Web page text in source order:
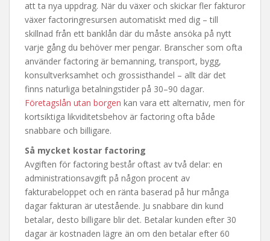
att ta nya uppdrag. När du växer och skickar fler fakturor
växer factoringresursen automatiskt med dig – till
skillnad från ett banklån där du måste ansöka på nytt
varje gång du behöver mer pengar. Branscher som ofta
använder factoring är bemanning, transport, bygg,
konsultverksamhet och grossisthandel – allt där det
finns naturliga betalningstider på 30–90 dagar.
Företagslån utan borgen kan vara ett alternativ, men för
kortsiktiga likviditetsbehov är factoring ofta både
snabbare och billigare.
Så mycket kostar factoring
Avgiften för factoring består oftast av två delar: en
administrationsavgift på någon procent av
fakturabeloppet och en ränta baserad på hur många
dagar fakturan är utestående. Ju snabbare din kund
betalar, desto billigare blir det. Betalar kunden efter 30
dagar är kostnaden lägre än om den betalar efter 60